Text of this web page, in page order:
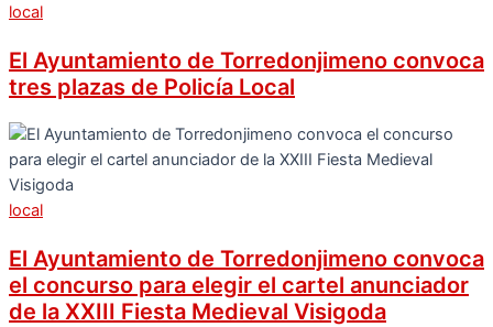
local
El Ayuntamiento de Torredonjimeno convoca
tres plazas de Policía Local
local
El Ayuntamiento de Torredonjimeno convoca
el concurso para elegir el cartel anunciador
de la XXIII Fiesta Medieval Visigoda